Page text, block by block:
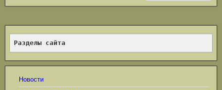
Разделы сайта
Новости